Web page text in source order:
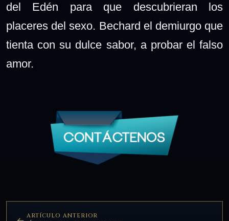
del Edén para que descubrieran los
placeres del sexo. Bechard el demiurgo que
tienta con su dulce sabor, a probar el falso
amor.
ARTÍCULO ANTERIOR